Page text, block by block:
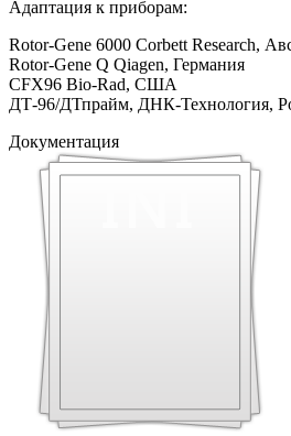
Адаптация к приборам:
Rotor-Gene 6000 Corbett Research,
Rotor-Gene Q Qiagen, Германия
CFX96 Bio-Rad, США
ДТ-96/ДТпрайм, ДНК-Технология,
Документация